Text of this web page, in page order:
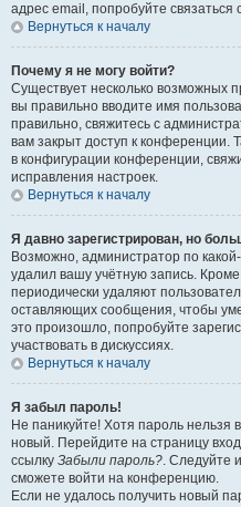
адрес email, попробуйте связаться
Вернуться к началу
Почему я не могу войти?
Существует несколько возможных
вы правильно вводите имя
правильно, свяжитесь с
вам закрыт доступ к конференции.
в конфигурации конференции,
исправления настроек.
Вернуться к началу
Я давно зарегистрирован, но
Возможно, администратор по
удалил вашу учётную запись.
периодически удаляют
оставляющих сообщения, чтобы
это произошло, попробуйте
участвовать в дискуссиях.
Вернуться к началу
Я забыл пароль!
Не паникуйте! Хотя пароль нельзя
новый. Перейдите на страницу
ссылку Забыли пароль?. Следуйте
сможете войти на конференцию.
Если не удалось получить новый